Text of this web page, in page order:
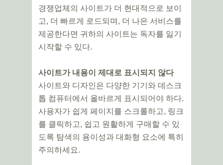
경쟁업체의 사이트가 더 현대적으로 보이
고, 더 빠르게 로드되며, 더 나은 서비스를
제공한다면 귀하의 사이트는 독자를 잃기
시작할 수 있다.
사이트가 내용이 제대로 표시되지 않다
사이트와 디자인은 다양한 기기와 데스크
톱 컴퓨터에서 올바르게 표시되어야 하다.
사용자가 쉽게 페이지를 스크롤하고, 링크
를 클릭하고, 쉽고 원활하게 구매할 수 있
도록 탐색의 용이성과 대화형 요소에 특히
주의하세요.